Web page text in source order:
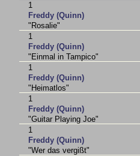
1
Freddy (Quinn)
"Rosalie"
1
Freddy (Quinn)
"Einmal in Tampico"
1
Freddy (Quinn)
"Heimatlos"
1
Freddy (Quinn)
"Guitar Playing Joe"
1
Freddy (Quinn)
"Wer das vergißt"